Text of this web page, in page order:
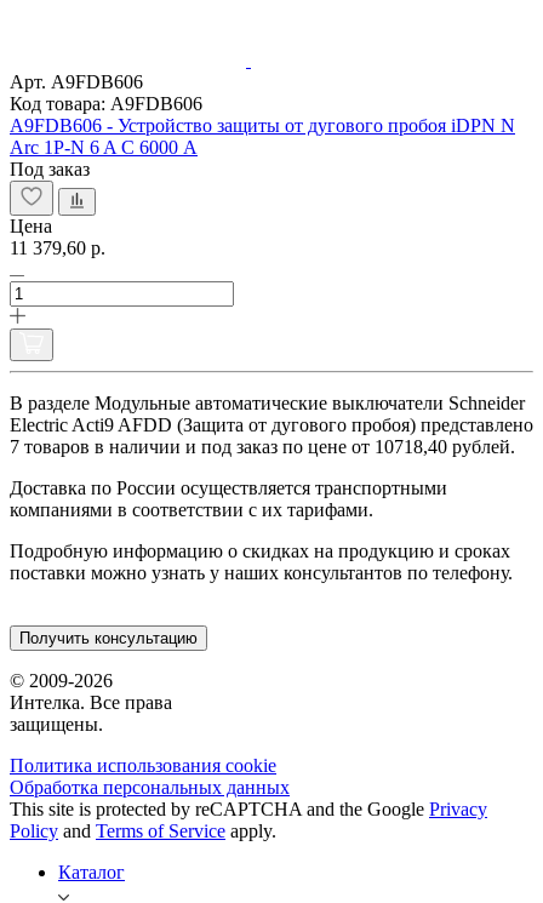
Арт. A9FDB606
Код товара: A9FDB606
A9FDB606 - Устройство защиты от дугового пробоя iDPN N
Arc 1P-N 6 A С 6000 A
Под заказ
Цена
11 379,60 р.
В разделе Модульные автоматические выключатели Schneider
Electric Acti9 AFDD (Защита от дугового пробоя) представлено
7 товаров в наличии и под заказ по цене от 10718,40 рублей.
Доставка по России осуществляется транспортными
компаниями в соответствии с их тарифами.
Подробную информацию о скидках на продукцию и сроках
поставки можно узнать у наших консультантов по телефону.
Получить консультацию
© 2009-2026
Интелка. Все права
защищены.
Политика использования сookie
Обработка персональных данных
This site is protected by reCAPTCHA and the Google Privacy
Policy and Terms of Service apply.
Каталог